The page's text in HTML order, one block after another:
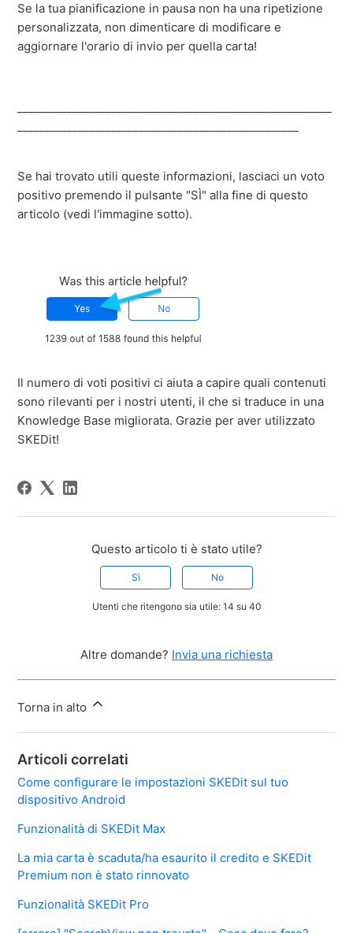
Se la tua pianificazione in pausa non ha una ripetizione
personalizzata, non dimenticare di modificare e
aggiornare l'orario di invio per quella carta!
Se hai trovato utili queste informazioni, lasciaci un voto
positivo premendo il pulsante "SÌ" alla fine di questo
articolo (vedi l'immagine sotto).
Il numero di voti positivi ci aiuta a capire quali contenuti
sono rilevanti per i nostri utenti, il che si traduce in una
Knowledge Base migliorata. Grazie per aver utilizzato
SKEDit!
Questo articolo ti è stato utile?
Sì No
Utenti che ritengono sia utile: 14 su 40
Altre domande? Invia una richiesta
Torna in alto
Articoli correlati
Come configurare le impostazioni SKEDit sul tuo
dispositivo Android
Funzionalità di SKEDit Max
La mia carta è scaduta/ha esaurito il credito e SKEDit
Premium non è stato rinnovato
Funzionalità SKEDit Pro